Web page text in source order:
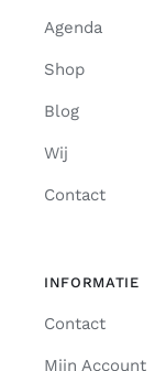
Agenda
Shop
Blog
Wij
Contact
INFORMATIE
Contact
Mijn Account